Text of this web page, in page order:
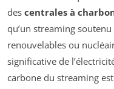
des centrales à
qu’un streaming
renouvelables ou
significative de
carbone du streaming